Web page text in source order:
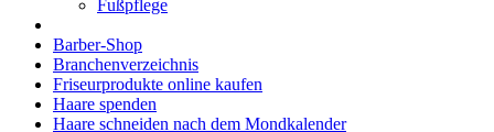
Fußpflege
Barber-Shop
Branchenverzeichnis
Friseurprodukte online kaufen
Haare spenden
Haare schneiden nach dem Mondkalender